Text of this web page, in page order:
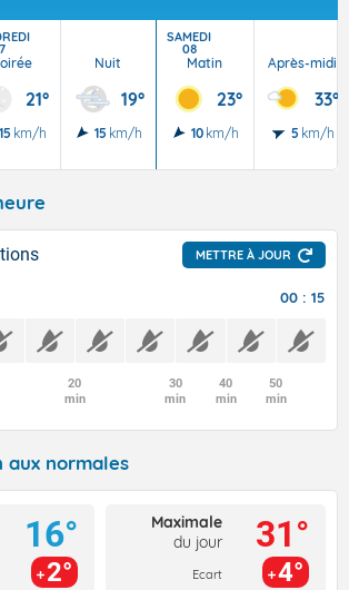
21°
15 km/h
Nuit
19°
15 km/h
SAMEDI
08
Matin
23°
10 km/h
Après-midi
33°
5 km/h
METTRE À JOUR
00 : 15
20
min
30
min
40
min
50
min
aux normales
16°
2°
Maximale
du jour
Ecart
31°
4°